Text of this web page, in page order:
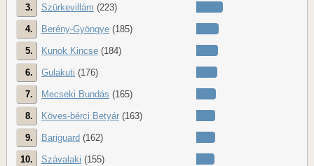
3. Szürkevillám (223)
4. Berény-Gyöngye (185)
5. Kunok Kincse (184)
6. Gulakuti (176)
7. Mecseki Bundás (165)
8. Köves-bérci Betyár (163)
9. Bariguard (162)
10. Szávalaki (155)